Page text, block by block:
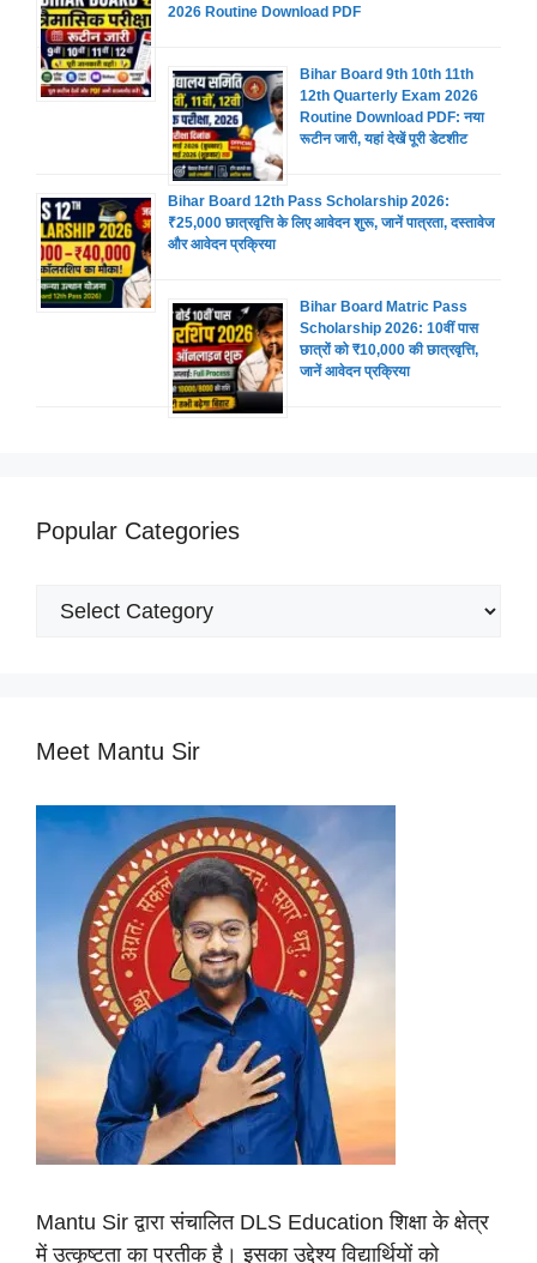
2026 Routine Download PDF
Bihar Board 9th 10th 11th
12th Quarterly Exam 2026
Routine Download PDF: नया
रूटीन जारी, यहां देखें पूरी डेटशीट
Bihar Board 12th Pass Scholarship 2026:
₹25,000 छात्रवृत्ति के लिए आवेदन शुरू, जानें पात्रता, दस्तावेज
और आवेदन प्रक्रिया
Bihar Board Matric Pass
Scholarship 2026: 10वीं पास
छात्रों को ₹10,000 की छात्रवृत्ति,
जानें आवेदन प्रक्रिया
Popular Categories
Popular
Meet Mantu Sir
Mantu Sir द्वारा संचालित DLS Education शिक्षा के क्षेत्र
में उत्कृष्टता का प्रतीक है। इसका उद्देश्य विद्यार्थियों को